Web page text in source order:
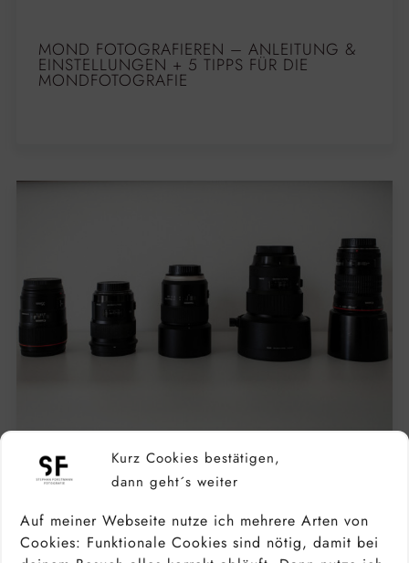
Kurz Cookies bestätigen,
dann geht´s weiter
Auf meiner Webseite nutze ich mehrere Arten von
Cookies: Funktionale Cookies sind nötig, damit bei
MOND FOTOGRAFIEREN – ANLEITUNG &
EINSTELLUNGEN + 5 TIPPS FÜR DIE
MONDFOTOGRAFIE
PORTRAITOBJEKTIV: WELCHE OBJEKTIVE
EIGNEN SICH FÜR PORTRAITS? TOP 10 DER
BESTEN FESTBRENNWEITEN